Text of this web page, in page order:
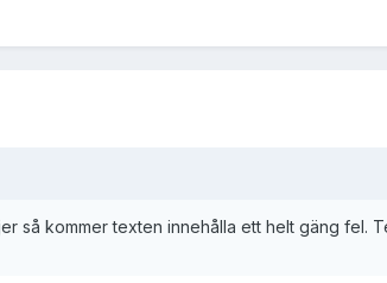
så kommer texten innehålla ett helt gäng fel.